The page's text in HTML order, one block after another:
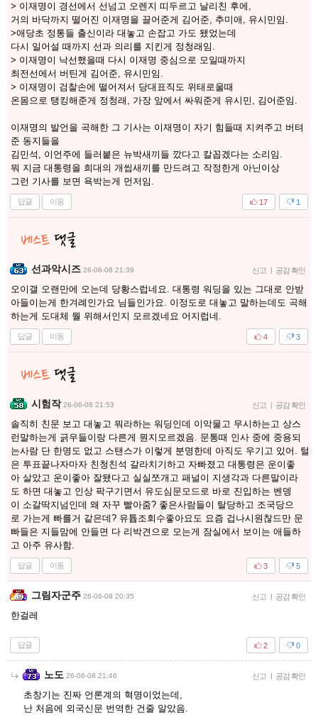
> 이재명이 경선에서 선넘고 오렌지 띠두르고 날리친 후에,
거의 바닥까지 떨어진 이재명을 끌어준게 김어준, 추미애, 유시민임.
>애당초 정통들 출신이라 대놓고 손잡고 가도 됐었는데
다시 일어설 때까지 선과 의리를 지킨게 정청래임.
> 이재명이 낙선했을때 다시 이재명 중심으로 모일때까지
최전선에서 버틴게 김어준, 유시민임.
> 이재명이 검찰손에 떨어져서 당대표직도 위태로울때
온몸으로 탱킹해준게 정청래, 가장 앞에서 싸워준게 유시민, 김어준임.
이재명의 발언을 곡해한 그 기사는 이재명이 자기 힘들때 지켜주고 버텨
준 동지들을
김민석, 이언주에 들러붙은 뉴박새끼들 깠다고 칼꼽겠다는 소리임.
뭐 지금 대통령을 희대의 개씹새끼를 만드려고 작정한게 아닌이상
그런 기사를 보면 욕박는게 먼저임.
답글 이동 1
17
선과악시즈 26-06-08 21:39 신고 | 공감 확인
오이갤 오랜만에 오는데 당황스럽네요. 대통령 워딩을 있는 그대로 안받
아들이는게 한겨례인가요 님들인가요. 이정도로 대놓고 말하는데도 곡해
하는게 도대체 뭘 위해서인지 모르겠네요 어지럽네.
답글 이동 3
4
시험작 26-06-08 21:53 신고 | 공감 확인
솔직히 친문 보고 대놓고 뭐라하는 워딩인데 이악물고 무시하는고 상스
런말하는게 긁우들이랑 다른게 뭔지모르겠음. 문통때 인사 중에 중용되
는사람 단 한명도 없고 스탠스가 이렇게 분명한데 아직도 우기고 있어. 털
은 투표끝나자마자 친청친석 갈라치기하고 자빠졌고 대통령은 운이좋
아 살았고 운이좋아 잘됐다고 실실쪼개고 패널이 지생각과 다른말이라
도 하면 대놓고 인상 팍구기면서 유도심문모드로 바로 진입하는 벤뎅
이 소갈딱지넘인데 왜 자꾸 빨아줌? 좋은사람들이 탈당하고 조국당으
로 가는게 빠를거 같은데? 유튭조회수좋아요도 요즘 겁나시원찮드만 문
빠들은 지들맘에 안들면 다 리박견으로 모는게 잠실에서 보이는 애들하
고 아주 유사함.
답글 이동 5
3
그림자군주 26-06-08 20:35 신고 | 공감 확인
한걸레
답글 0
2
노도 26-06-08 21:46 신고 | 공감 확인
초창기는 진짜 언론계의 혁명이었는데,
난 처음에 외국신문 번역한 건줄 알았음.